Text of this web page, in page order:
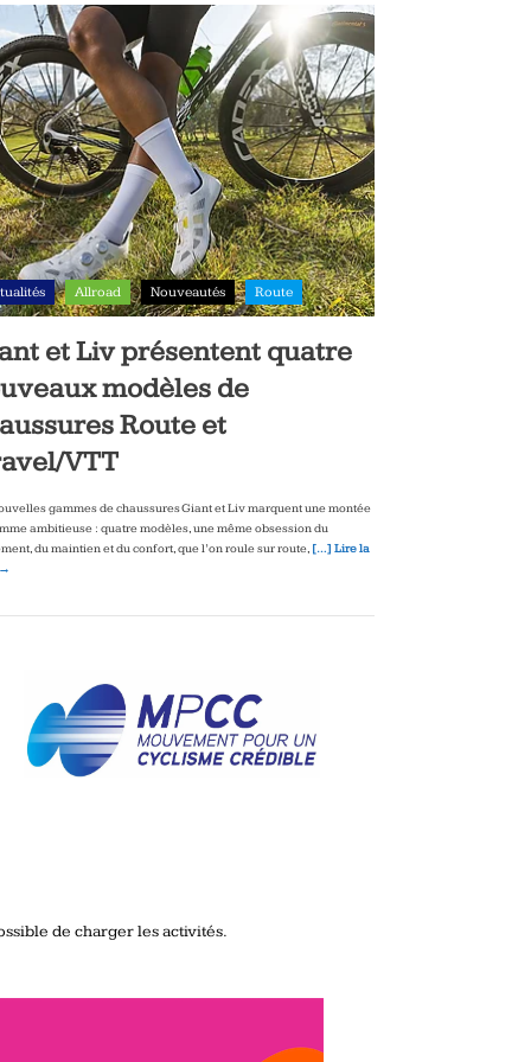
Allroad Nouveautés Route
et Liv présentent quatre
modèles de
Route et
VTT
gammes de chaussures Giant et Liv marquent une montée
ambitieuse : quatre modèles, une même obsession du
du maintien et du confort, que l’on roule sur route, […] Lire la
de charger les activités.